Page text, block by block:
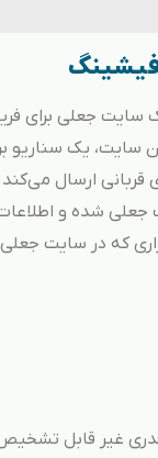
فیشینگ
سایت جعلی برای
سایت، یک سناریو
قربانی ارسال
جعلی شده و
که در سایت جعلی
غیر قابل